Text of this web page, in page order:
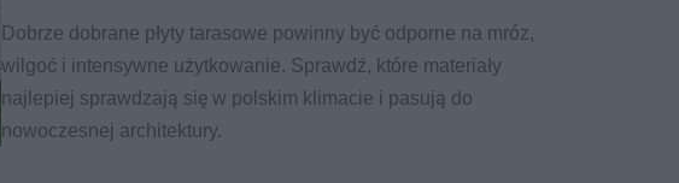
Dobrze dobrane płyty tarasowe powinny być odporne na mróz,
wilgoć i intensywne użytkowanie. Sprawdź, które materiały
najlepiej sprawdzają się w polskim klimacie i pasują do
nowoczesnej architektury.